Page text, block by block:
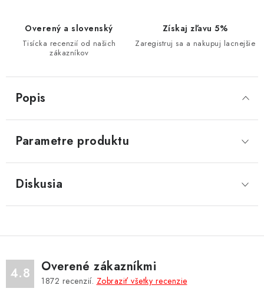
Overený a slovenský
Tisícka recenzií od našich
zákazníkov
Získaj zľavu 5%
Zaregistruj sa a nakupuj lacnejšie
Popis
Parametre produktu
Diskusia
4.8 Overené zákazníkmi
1872 recenzií. Zobraziť všetky recenzie